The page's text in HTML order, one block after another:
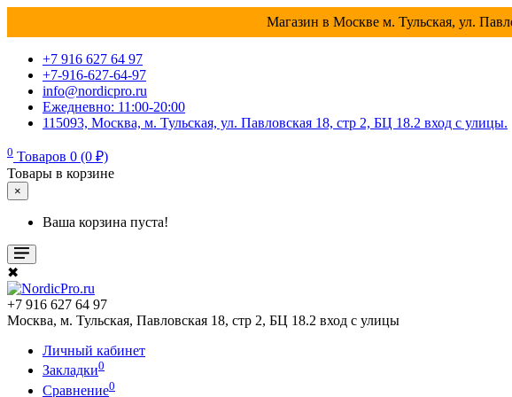
Магазин в Москве м. Тульская, ул.
+7 916 627 64 97
+7-916-627-64-97
info@nordicpro.ru
Ежедневно: 11:00-20:00
115093, Москва, м. Тульская, ул. Павловская 18, стр 2, БЦ 18.2 вход с улицы.
0 Товаров 0 (0 ₽)
Товары в корзине
×
Ваша корзина пуста!
✖
+7 916 627 64 97
Москва, м. Тульская, Павловская 18, стр 2, БЦ 18.2 вход с улицы
Личный кабинет
Закладки0
Сравнение0